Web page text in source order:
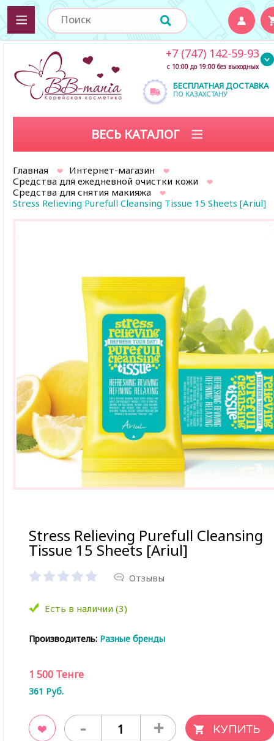
БЕСПЛАТНАЯ ДОСТАВКА
ПО КАЗАХСТАНУ
+7 (747) 142-59-93
с 10:00 до 19:00 без выходных
ВЕСЬ КАТАЛОГ
Главная
Интернет-магазин
Средства для ежедневной очистки кожи
Средства для снятия макияжа
Stress Relieving Purefull Cleansing Tissue 15 Sheets [Ariul]
Stress Relieving Purefull Cleansing
Tissue 15 Sheets [Ariul]
Отзывы
Есть в наличии (3)
Производитель: Разные бренды
1 500 Тенге
361 Руб.
- +